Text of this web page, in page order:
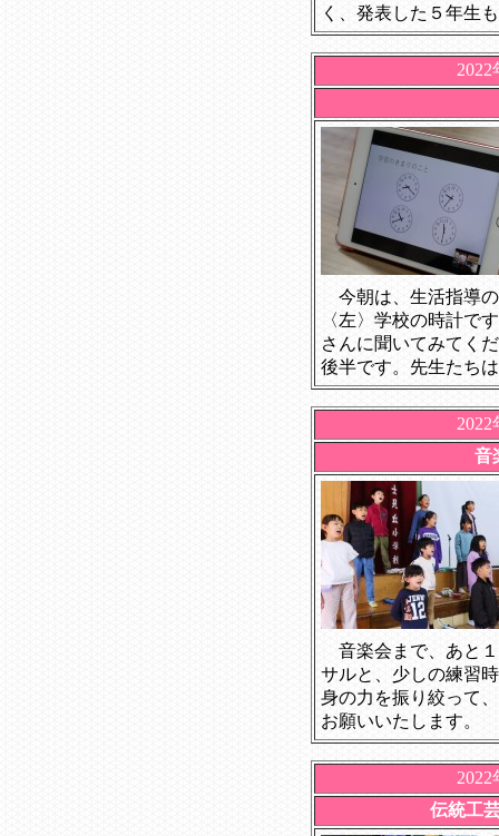
く、発表した５年生
今朝は、生活指導
〈左〉学校の時計で
さんに聞いてみてく
後半です。先生たち
音
音楽会まで、あと
サルと、少しの練習
身の力を振り絞って
お願いいたします。
伝統工